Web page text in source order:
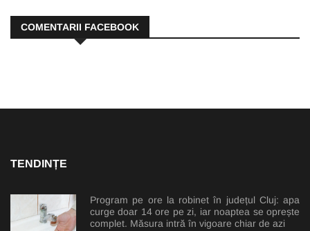
COMENTARII FACEBOOK
TENDINȚE
Program pe ore la robinet în județul Cluj: apa
curge doar 14 ore pe zi, iar noaptea se oprește
complet. Măsura intră în vigoare chiar de azi